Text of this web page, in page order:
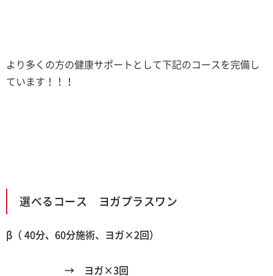
より多くの方の健康サポートとして下記のコースを完備し
ています！！！
選べるコース ヨガプラスワン
β （ 40分、 60分施術、ヨガ ×2 回）
→ ヨガ ×3回